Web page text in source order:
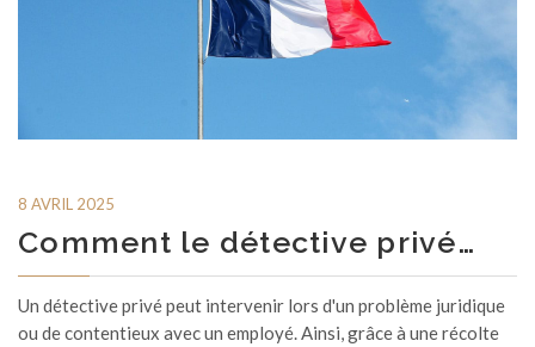
8 AVRIL 2025
Comment le détective privé…
Un détective privé peut intervenir lors d'un problème juridique
ou de contentieux avec un employé. Ainsi, grâce à une récolte